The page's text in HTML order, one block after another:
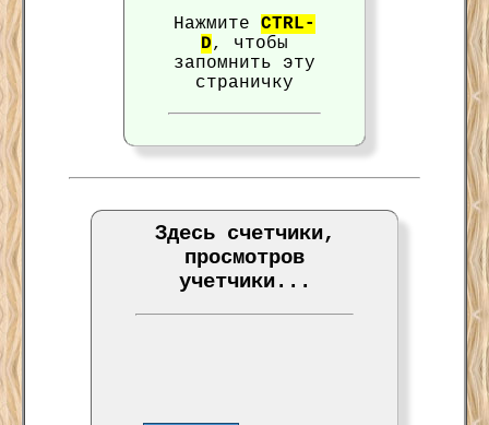
Нажмите CTRL-
D, чтобы
запомнить эту
страничку
Здесь счетчики,
просмотров
учетчики...